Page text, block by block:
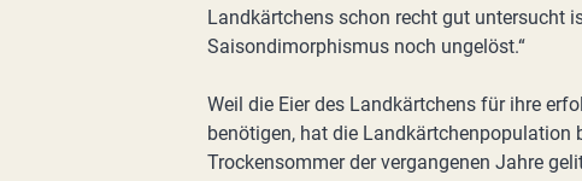
Landkärtchens schon recht gut untersucht
Saisondimorphismus noch ungelöst.“
Weil die Eier des Landkärtchens für ihre
benötigen, hat die Landkärtchenpopulation
Trockensommer der vergangenen Jahre